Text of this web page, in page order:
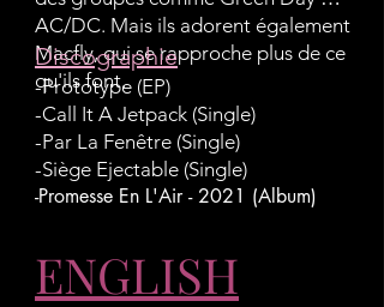
AC/DC. Mais ils adorent également
Macfly, qui se rapproche plus de ce
qu'ils font.
Discographie
-Prototype (EP)
-Call It A Jetpack (Single)
-Par La Fenêtre (Single)
-Siège Ejectable (Single)
-Promesse En L'Air - 2021 (Album)
ENGLISH